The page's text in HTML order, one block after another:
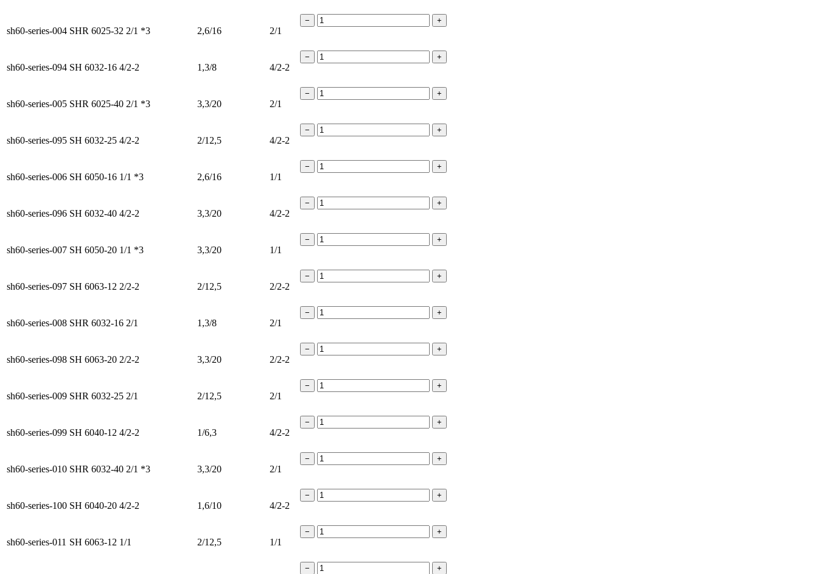
sh60-series-004 SHR 6025-32 2/1 *3 2,6/16 2/1
− +
sh60-series-094 SH 6032-16 4/2-2 1,3/8 4/2-2
− +
sh60-series-005 SHR 6025-40 2/1 *3 3,3/20 2/1
− +
sh60-series-095 SH 6032-25 4/2-2 2/12,5 4/2-2
− +
sh60-series-006 SH 6050-16 1/1 *3 2,6/16 1/1
− +
sh60-series-096 SH 6032-40 4/2-2 3,3/20 4/2-2
− +
sh60-series-007 SH 6050-20 1/1 *3 3,3/20 1/1
− +
sh60-series-097 SH 6063-12 2/2-2 2/12,5 2/2-2
− +
sh60-series-008 SHR 6032-16 2/1 1,3/8 2/1
− +
sh60-series-098 SH 6063-20 2/2-2 3,3/20 2/2-2
− +
sh60-series-009 SHR 6032-25 2/1 2/12,5 2/1
− +
sh60-series-099 SH 6040-12 4/2-2 1/6,3 4/2-2
− +
sh60-series-010 SHR 6032-40 2/1 *3 3,3/20 2/1
− +
sh60-series-100 SH 6040-20 4/2-2 1,6/10 4/2-2
− +
sh60-series-011 SH 6063-12 1/1 2/12,5 1/1
− +
− +